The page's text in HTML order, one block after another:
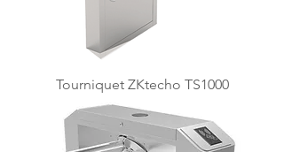
Tourniquet ZKtecho TS1000